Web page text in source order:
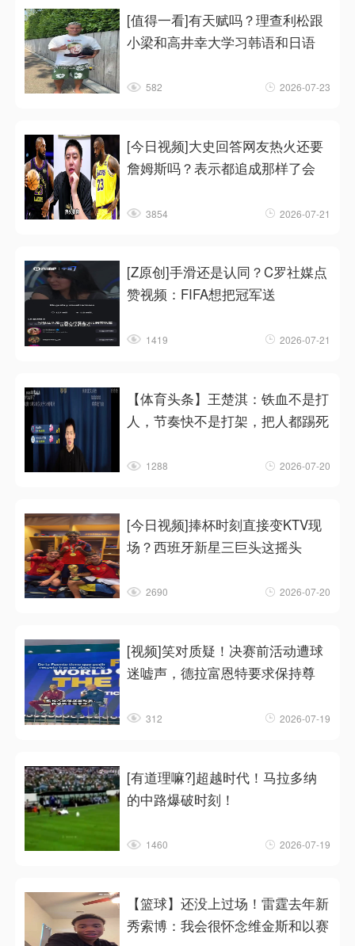
[值得一看]有天赋吗？理查利松跟
小梁和高井幸大学习韩语和日语
582 2026-07-23
[今日视频]大史回答网友热火还要
詹姆斯吗？表示都追成那样了会
3854 2026-07-21
[Z原创]手滑还是认同？C罗社媒点
赞视频：FIFA想把冠军送
1419 2026-07-21
【体育头条】王楚淇：铁血不是打
人，节奏快不是打架，把人都踢死
1288 2026-07-20
[今日视频]捧杯时刻直接变KTV现
场？西班牙新星三巨头这摇头
2690 2026-07-20
[视频]笑对质疑！决赛前活动遭球
迷嘘声，德拉富恩特要求保持尊
312 2026-07-19
[有道理嘛?]超越时代！马拉多纳
的中路爆破时刻！
1460 2026-07-19
【篮球】还没上过场！雷霆去年新
秀索博：我会很怀念维金斯和以赛